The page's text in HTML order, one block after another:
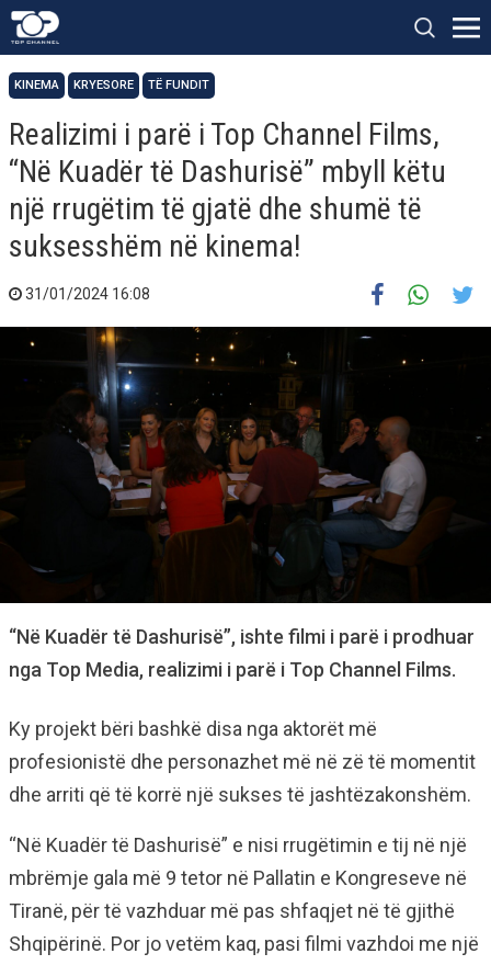
KINEMA KRYESORE TË FUNDIT
Realizimi i parë i Top Channel Films,
“Në Kuadër të Dashurisë” mbyll këtu
një rrugëtim të gjatë dhe shumë të
suksesshëm në kinema!
31/01/2024 16:08
“Në Kuadër të Dashurisë”, ishte filmi i parë i prodhuar
nga Top Media, realizimi i parë i Top Channel Films.
Ky projekt bëri bashkë disa nga aktorët më
profesionistë dhe personazhet më në zë të momentit
dhe arriti që të korrë një sukses të jashtëzakonshëm.
“Në Kuadër të Dashurisë” e nisi rrugëtimin e tij në një
mbrëmje gala më 9 tetor në Pallatin e Kongreseve në
Tiranë, për të vazhduar më pas shfaqjet në të gjithë
Shqipërinë. Por jo vetëm kaq, pasi filmi vazhdoi me një